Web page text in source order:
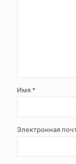
Имя *
Электронная